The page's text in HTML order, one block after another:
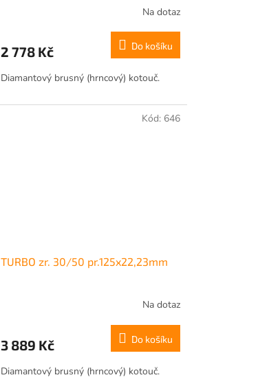
Na dotaz
2 778 Kč Do košíku
Diamantový brusný (hrncový) kotouč.
TURBO zr. 30/50 pr.125x22,23mm
Na dotaz
3 889 Kč Do košíku
Diamantový brusný (hrncový) kotouč.
Kód: 646